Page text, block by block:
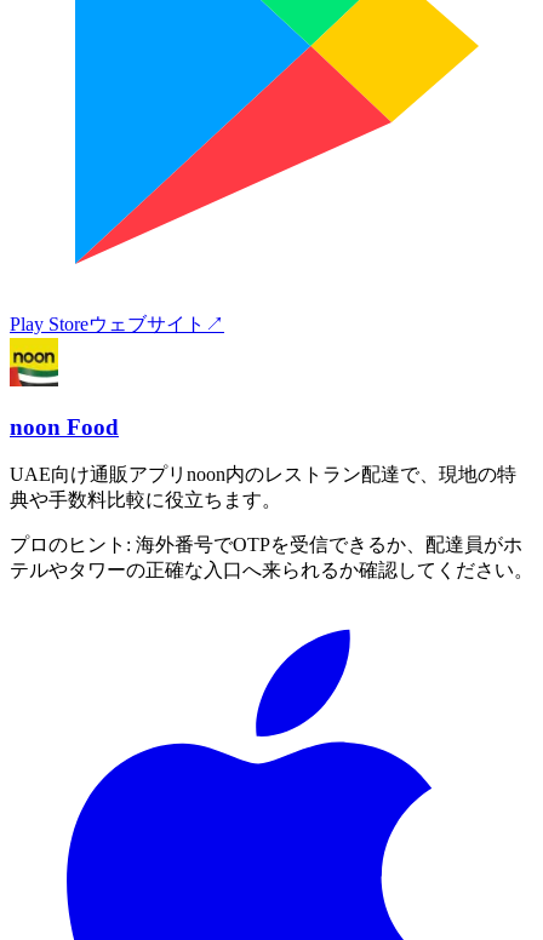
Play Storeウェブサイト ↗
noon Food
UAE向け通販アプリnoon内のレストラン配達で、現地の特
典や手数料比較に役立ちます。
プロのヒント: 海外番号でOTPを受信できるか、配達員がホ
テルやタワーの正確な入口へ来られるか確認してください。